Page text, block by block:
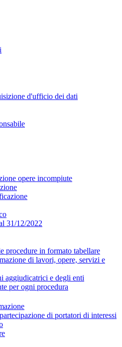
d'ufficio dei dati
opere incompiute
31/12/2022
procedure in formato tabellare
di lavori, opere, servizi e
aggiudicatrici e degli enti
per ogni procedura
di portatori di interessi